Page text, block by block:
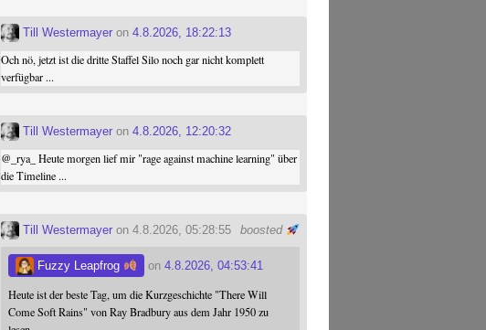
Till Westermayer on4.8.2026, 18:22:13
Och nö, jetzt ist die dritte Staffel Silo noch gar nicht komplett
verfügbar ...
Till Westermayer on4.8.2026, 12:20:32
@ _rya_ Heute morgen lief mir "rage against machine learning" über
die Timeline ...
boosted
Till Westermayer on 4.8.2026, 05:28:55
Fuzzy Leapfrog on 4.8.2026, 04:53:41
Heute ist der beste Tag, um die Kurzgeschichte "There Will
Come Soft Rains" von Ray Bradbury aus dem Jahr 1950 zu